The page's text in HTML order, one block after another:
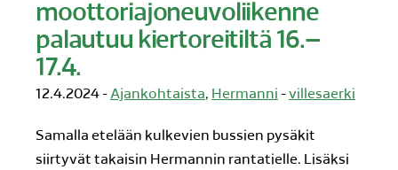
moottoriajoneuvoliikenne
palautuu kiertoreitiltä 16.–
17.4.
12.4.2024 -Ajankohtaista, Hermanni -villesaerki
Samalla etelään kulkevien bussien pysäkit
siirtyvät takaisin Hermannin rantatielle. Lisäksi